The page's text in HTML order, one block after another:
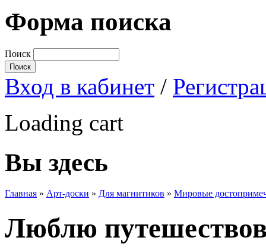
Форма поиска
Поиск
Вход в кабинет /
Loading cart
Вы здесь
Главная » Арт-доски » Для магнитиков » Мировые
Люблю